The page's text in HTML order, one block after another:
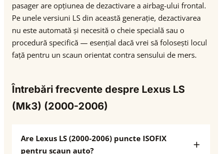
pasager are opțiunea de dezactivare a airbag-ului frontal.
Pe unele versiuni LS din această generație, dezactivarea
nu este automată și necesită o cheie specială sau o
procedură specifică — esențial dacă vrei să folosești locul
față pentru un scaun orientat contra sensului de mers.
Întrebări frecvente despre Lexus LS
(Mk3) (2000-2006)
Are Lexus LS (2000-2006) puncte ISOFIX
pentru scaun auto?